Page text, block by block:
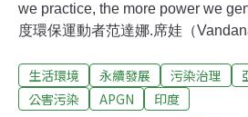
we practice, the more power we
度環保運動者范達娜.席娃（
體力行，而非被動等待高層「覺醒
議），草根運動表面雖看似卑微但
生活環境 永續發展 污染治理
公害污染
APGN 印度